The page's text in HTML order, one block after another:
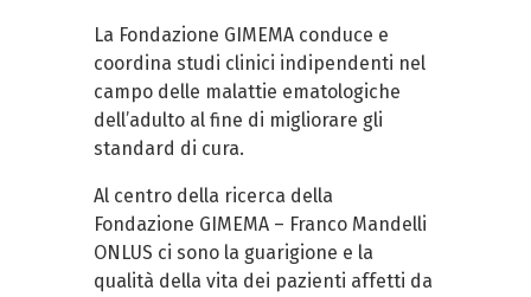
La Fondazione GIMEMA conduce e
coordina studi clinici indipendenti nel
campo delle malattie ematologiche
dell’adulto al fine di migliorare gli
standard di cura.
Al centro della ricerca della
Fondazione GIMEMA – Franco Mandelli
ONLUS ci sono la guarigione e la
qualità della vita dei pazienti affetti da